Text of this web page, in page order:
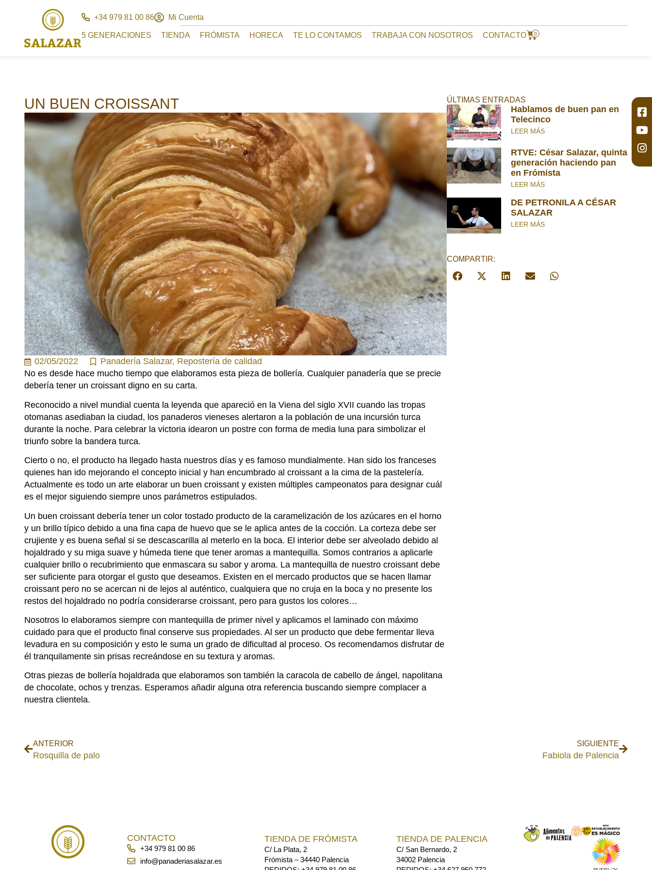
+34 979 81 00 86 Mi Cuenta
5 GENERACIONES TIENDA FRÓMISTA HORECA TE LO CONTAMOS TRABAJA CON NOSOTROS CONTACTO 0
UN BUEN CROISSANT
02/05/2022 Panadería Salazar, Repostería de calidad
No es desde hace mucho tiempo que elaboramos esta pieza de bollería. Cualquier panadería que se precie
debería tener un croissant digno en su carta.
Reconocido a nivel mundial cuenta la leyenda que apareció en la Viena del siglo XVII cuando las tropas
otomanas asediaban la ciudad, los panaderos vieneses alertaron a la población de una incursión turca
durante la noche. Para celebrar la victoria idearon un postre con forma de media luna para simbolizar el
triunfo sobre la bandera turca.
Cierto o no, el producto ha llegado hasta nuestros días y es famoso mundialmente. Han sido los franceses
quienes han ido mejorando el concepto inicial y han encumbrado al croissant a la cima de la pastelería.
Actualmente es todo un arte elaborar un buen croissant y existen múltiples campeonatos para designar cuál
es el mejor siguiendo siempre unos parámetros estipulados.
Un buen croissant debería tener un color tostado producto de la caramelización de los azúcares en el horno
y un brillo típico debido a una fina capa de huevo que se le aplica antes de la cocción. La corteza debe ser
crujiente y es buena señal si se descascarilla al meterlo en la boca. El interior debe ser alveolado debido al
hojaldrado y su miga suave y húmeda tiene que tener aromas a mantequilla. Somos contrarios a aplicarle
cualquier brillo o recubrimiento que enmascara su sabor y aroma. La mantequilla de nuestro croissant debe
ser suficiente para otorgar el gusto que deseamos. Existen en el mercado productos que se hacen llamar
croissant pero no se acercan ni de lejos al auténtico, cualquiera que no cruja en la boca y no presente los
restos del hojaldrado no podría considerarse croissant, pero para gustos los colores…
Nosotros lo elaboramos siempre con mantequilla de primer nivel y aplicamos el laminado con máximo
cuidado para que el producto final conserve sus propiedades. Al ser un producto que debe fermentar lleva
levadura en su composición y esto le suma un grado de dificultad al proceso. Os recomendamos disfrutar de
él tranquilamente sin prisas recreándose en su textura y aromas.
Otras piezas de bollería hojaldrada que elaboramos son también la caracola de cabello de ángel, napolitana
de chocolate, ochos y trenzas. Esperamos añadir alguna otra referencia buscando siempre complacer a
nuestra clientela.
ÚLTIMAS ENTRADAS
Hablamos de buen pan en
Telecinco
LEER MÁS
RTVE: César Salazar, quinta
generación haciendo pan
en Frómista
LEER MÁS
DE PETRONILA A CÉSAR
SALAZAR
LEER MÁS
COMPARTIR:
ANTERIOR
Rosquilla de palo
SIGUIENTE
Fabiola de Palencia
CONTACTO
+34 979 81 00 86
info@panaderiasalazar.es
TIENDA DE FRÓMISTA
C/ La Plata, 2
Frómista – 34440 Palencia
TIENDA DE PALENCIA
C/ San Bernardo, 2
34002 Palencia